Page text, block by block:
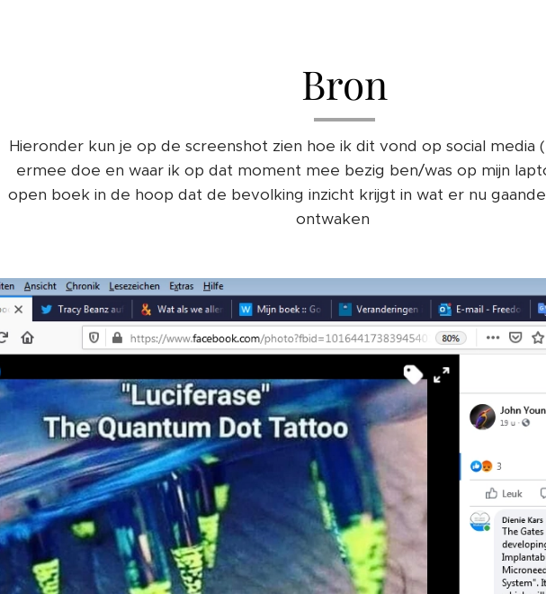
Bron
Hieronder kun je op de screenshot zien hoe ik dit vond op social media
ermee doe en waar ik op dat moment mee bezig ben/was op mijn
open boek in de hoop dat de bevolking inzicht krijgt in wat er nu gaande
ontwaken ❤️